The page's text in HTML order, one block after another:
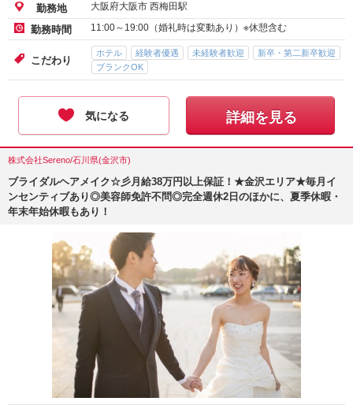
勤務地 大阪府大阪市 西梅田駅
勤務時間 11:00～19:00（婚礼時は変動あり）※休憩含む
こだわり
ホテル 経験者優遇 未経験者歓迎
新卒・第二新卒歓迎
ブランクOK
気になる 詳細を見る
株式会社Sereno/石川県(金沢市)
ブライダルヘアメイク☆彡月給38万円以上保証！★金沢エリア★毎月イ
ンセンティブあり◎美容師免許不問◎完全週休2日のほかに、夏季休暇・
年末年始休暇もあり！